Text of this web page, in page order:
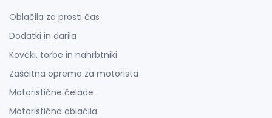
Oblačila za prosti čas
Dodatki in darila
Kovčki, torbe in nahrbtniki
Zaščitna oprema za motorista
Motoristične čelade
Motoristična oblačila